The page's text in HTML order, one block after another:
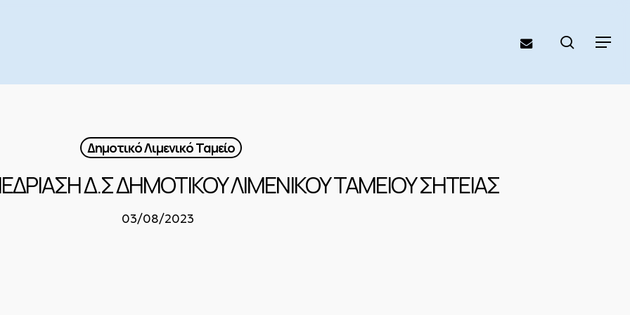
Menu
email search
Δημοτικό Λιμενικό Ταμείο
Δ.Σ ΔΗΜΟΤΙΚΟΥ ΛΙΜΕΝΙΚΟΥ ΤΑΜΕΙΟΥ ΣΗΤΕΙΑΣ
03/08/2023